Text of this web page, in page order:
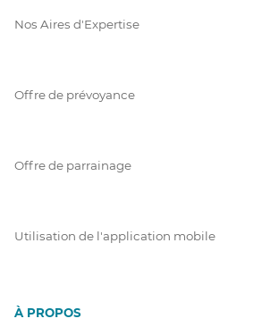
Nos Aires d'Expertise
Offre de prévoyance
Offre de parrainage
Utilisation de l'application mobile
À PROPOS